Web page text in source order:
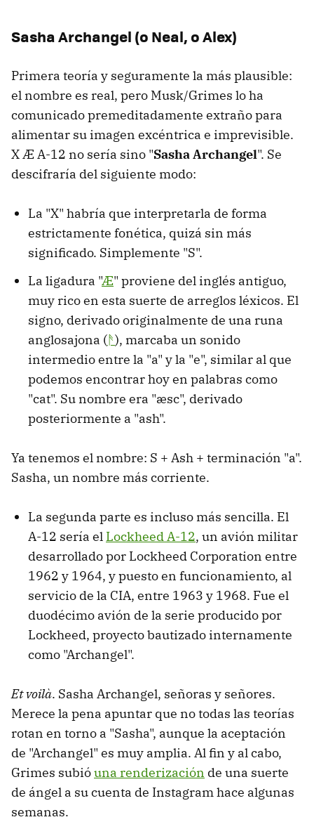
Sasha Archangel (o Neal, o Alex)
Primera teoría y seguramente la más plausible:
el nombre es real, pero Musk/Grimes lo ha
comunicado premeditadamente extraño para
alimentar su imagen excéntrica e imprevisible.
X Æ A-12 no sería sino "Sasha Archangel". Se
descifraría del siguiente modo:
La "X" habría que interpretarla de forma
estrictamente fonética, quizá sin más
significado. Simplemente "S".
La ligadura "Æ" proviene del inglés antiguo,
muy rico en esta suerte de arreglos léxicos. El
signo, derivado originalmente de una runa
anglosajona (ᚫ), marcaba un sonido
intermedio entre la "a" y la "e", similar al que
podemos encontrar hoy en palabras como
"cat". Su nombre era "æsc", derivado
posteriormente a "ash".
Ya tenemos el nombre: S + Ash + terminación "a".
Sasha, un nombre más corriente.
La segunda parte es incluso más sencilla. El
A-12 sería el Lockheed A-12, un avión militar
desarrollado por Lockheed Corporation entre
1962 y 1964, y puesto en funcionamiento, al
servicio de la CIA, entre 1963 y 1968. Fue el
duodécimo avión de la serie producido por
Lockheed, proyecto bautizado internamente
como "Archangel".
Et voilà. Sasha Archangel, señoras y señores.
Merece la pena apuntar que no todas las teorías
rotan en torno a "Sasha", aunque la aceptación
de "Archangel" es muy amplia. Al fin y al cabo,
Grimes subióuna renderización de una suerte
de ángel a su cuenta de Instagram hace algunas
semanas.